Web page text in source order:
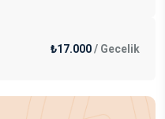
₺17.000/ Gecelik